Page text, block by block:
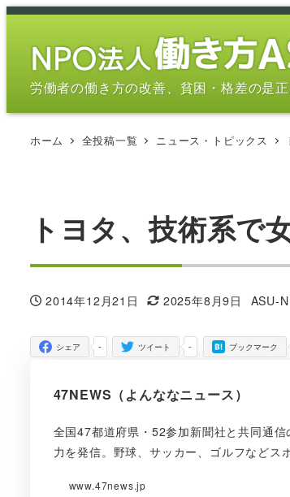
メ
労働者の働き方の改善、貧困・格差の是
ホーム 全投稿一覧 ニュース・トピックス
トヨタ、技術系
投稿日
2014年12月21日
更新日
2025年8月9日
著
ASU-
-
シェア -
ツイート ブックマーク
47NEWS（よんななニュース）
全国47都道府県・52参加新聞社と共同通
力を発信。野球、サッカー、ゴルフなど
www.47news.jp